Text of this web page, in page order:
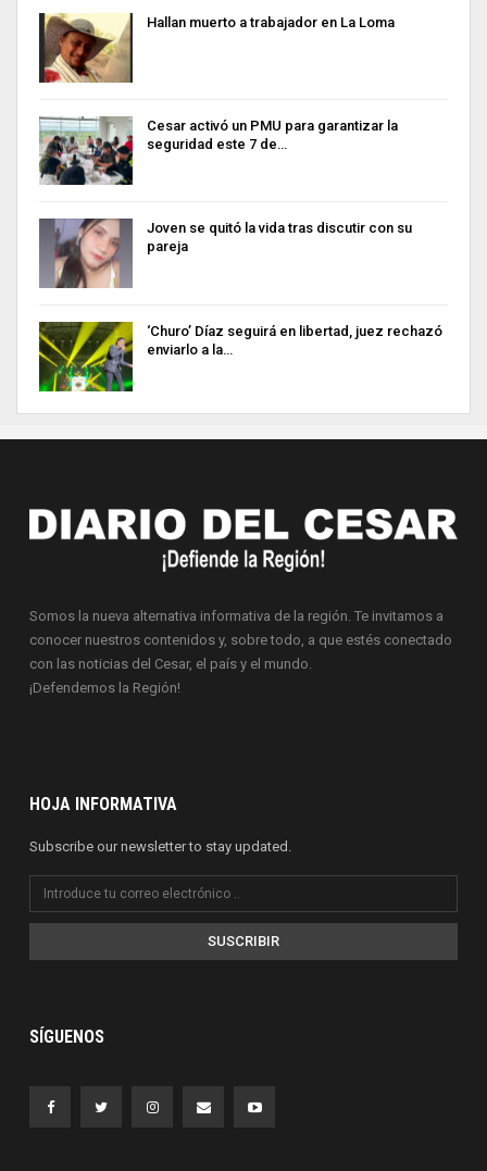
Hallan muerto a trabajador en La Loma
Cesar activó un PMU para garantizar la
seguridad este 7 de…
Joven se quitó la vida tras discutir con su
pareja
‘Churo’ Díaz seguirá en libertad, juez rechazó
enviarlo a la…
Somos la nueva alternativa informativa de la región. Te invitamos a
conocer nuestros contenidos y, sobre todo, a que estés conectado
con las noticias del Cesar, el país y el mundo.
¡Defendemos la Región!
HOJA INFORMATIVA
Subscribe our newsletter to stay updated.
SUSCRIBIR
SÍGUENOS